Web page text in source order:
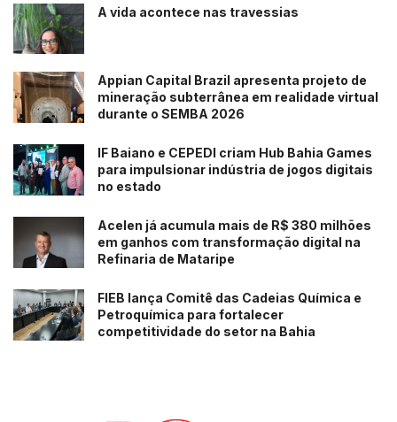
A vida acontece nas travessias
Appian Capital Brazil apresenta projeto de
mineração subterrânea em realidade virtual
durante o SEMBA 2026
IF Baiano e CEPEDI criam Hub Bahia Games
para impulsionar indústria de jogos digitais
no estado
Acelen já acumula mais de R$ 380 milhões
em ganhos com transformação digital na
Refinaria de Mataripe
FIEB lança Comitê das Cadeias Química e
Petroquímica para fortalecer
competitividade do setor na Bahia